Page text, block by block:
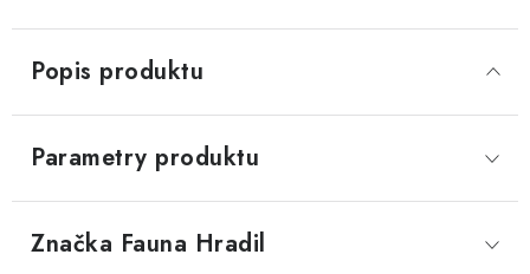
Popis produktu
Parametry produktu
Značka Fauna Hradil